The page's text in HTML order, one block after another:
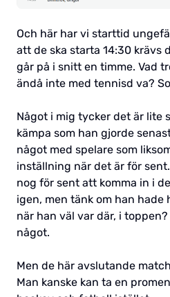
Och här har vi starttid
att de ska starta 14:30 krävs
går på i snitt en timme. Vad
ändå inte med tennisd va?
Något i mig tycker det är lite
kämpa som han gjorde
något med spelare som
inställning när det är för
nog för sent att komma in i
igen, men tänk om han
när han väl var där, i
något.
Men de här avslutande
Man kanske kan ta en